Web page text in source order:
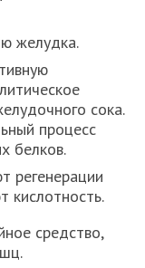
желудка.
сока.
процесс
белков.
регенерации
кислотность.
средство,